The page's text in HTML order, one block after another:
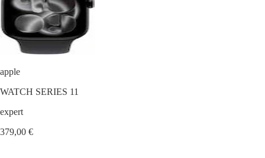
apple
WATCH SERIES 11
expert
379,00 €